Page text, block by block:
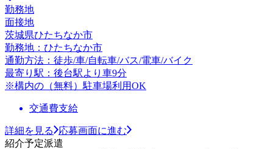
勤務地
面接地
茨城県ひたちなか市
勤務地：ひたちなか市
通勤方法：徒歩/車/自転車/バス/電車/バイク
最寄り駅：後台駅より車9分
※構内の（無料）駐車場利用OK
交通費支給
詳細を見る
応募画面に進む
紹介予定派遣